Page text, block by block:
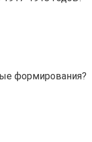
формирования?